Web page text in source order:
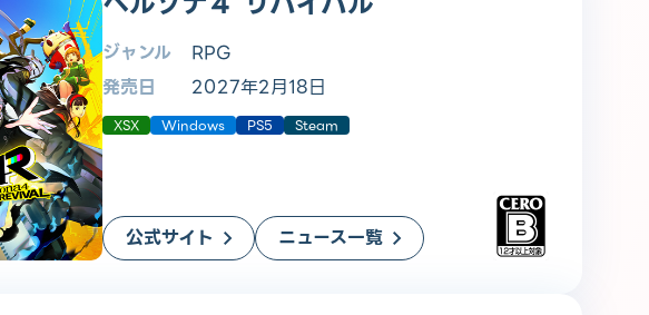
ジャンル
RPG
発売日
2027年2月18日
XSX Windows PS5 Steam
公式サイト ニュース一覧